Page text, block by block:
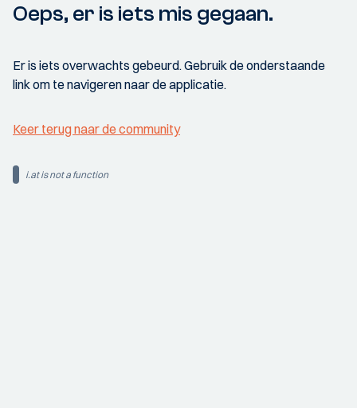
Oeps, er is iets mis gegaan.
Er is iets overwachts gebeurd. Gebruik de onderstaande
link om te navigeren naar de applicatie.
Keer terug naar de community
i.at is not a function